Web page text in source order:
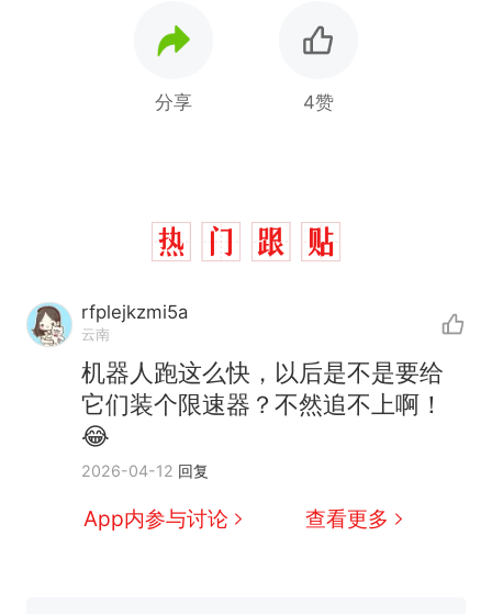
分享 4赞
rfplejkzmi5a
云南
机器人跑这么快，以后是不是要给
它们装个限速器？不然追不上啊！
😂
2026-04-12 回复
App内参与讨论 查看更多
全部作废，公平么？
新 全球唯一没有法定首都的国